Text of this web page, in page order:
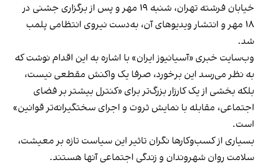
خیابان فرشته تهران، شنبه ۱۹ مهر و پس از برگزاری جشنی در
۱۸ مهر و انتشار ویدیوهای آن، به‌دست نیروی انتظامی پلمب
شد.
وب‌سایت خبری «آسیانیوز ایران» با اشاره به این اقدام نوشت که
به نظر می‌رسد این برخورد، صرفا یک واکنش مقطعی نیست،
بلکه بخشی از یک کارزار بزرگ‌تر برای «کنترل بیشتر بر فضای
اجتماعی، مقابله با نمایش ثروت و اجرای سختگیرانه‌تر قوانین»
است.
بسیاری از کسب‌وکارها نگران تاثیر این سیاست‌ تازه بر معیشت،
سلامت روان شهروندان و زندگی اجتماعی آنها هستند.